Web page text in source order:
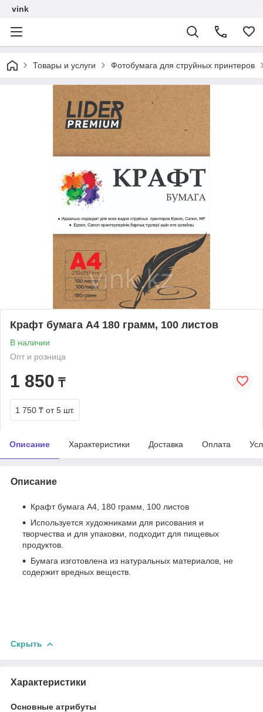
vink
Товары и услуги Фотобумага для струйных принтеров
Крафт бумага А4 180 грамм, 100 листов
В наличии
Опт и розница
1 850 ₸
1 750 ₸ от 5 шт.
Описание Характеристики Доставка Оплата
Описание
Крафт бумага А4, 180 грамм, 100 листов
Используется художниками для рисования и
творчества и для упаковки, подходит для пищевых
продуктов.
Бумага изготовлена из натуральных материалов, не
содержит вредных веществ.
Скрыть
Характеристики
Основные атрибуты